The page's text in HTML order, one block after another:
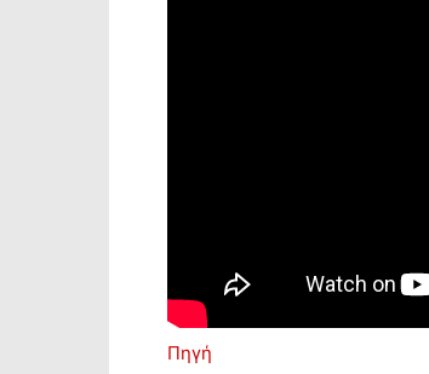
Πηγή